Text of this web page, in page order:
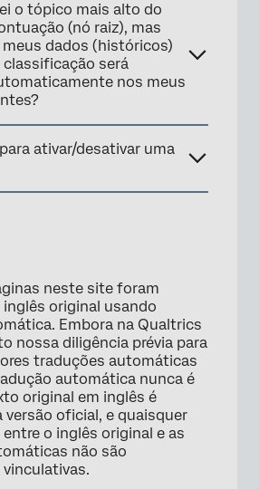
×
o tópico mais alto do
(nó raiz), mas
meus dados (históricos)
será
nos meus
ativar/desativar uma
neste site foram
original usando
Embora na Qualtrics
nossa diligência prévia para
traduções automáticas
automática nunca é
original em inglês é
versão oficial, e quaisquer
o inglês original e as
não são